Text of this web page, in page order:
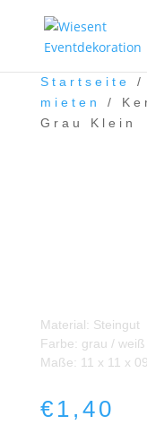
Startseite /
mieten
/
Grau Klein
Material: Steingut
Farbe: grau / weiß
Maße: 11 x 11 x
€ 1,40